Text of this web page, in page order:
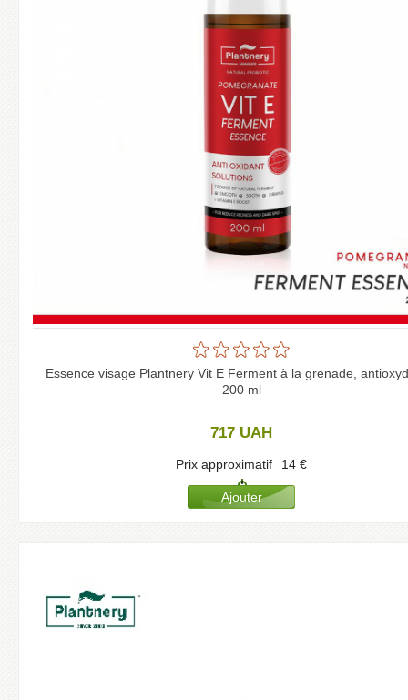
Essence visage Plantnery Vit E Ferment à la grenade,
200 ml
717 UAH
Prix approximatif 14 €